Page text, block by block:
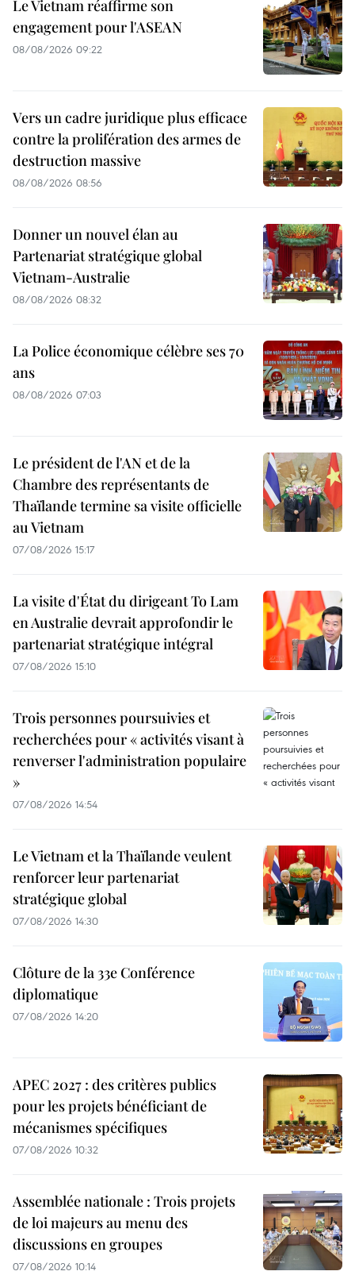
Le Vietnam réaffirme son
engagement pour l'ASEAN
08/08/2026 09:22
Vers un cadre juridique plus efficace
contre la prolifération des armes de
destruction massive
08/08/2026 08:56
Donner un nouvel élan au
Partenariat stratégique global
Vietnam-Australie
08/08/2026 08:32
La Police économique célèbre ses 70
ans
08/08/2026 07:03
Le président de l'AN et de la
Chambre des représentants de
Thaïlande termine sa visite officielle
au Vietnam
07/08/2026 15:17
La visite d'État du dirigeant To Lam
en Australie devrait approfondir le
partenariat stratégique intégral
07/08/2026 15:10
Trois personnes poursuivies et
recherchées pour « activités visant à
renverser l'administration populaire
»
07/08/2026 14:54
Le Vietnam et la Thaïlande veulent
renforcer leur partenariat
stratégique global
07/08/2026 14:30
Clôture de la 33e Conférence
diplomatique
07/08/2026 14:20
APEC 2027 : des critères publics
pour les projets bénéficiant de
mécanismes spécifiques
07/08/2026 10:32
Assemblée nationale : Trois projets
de loi majeurs au menu des
discussions en groupes
07/08/2026 10:14